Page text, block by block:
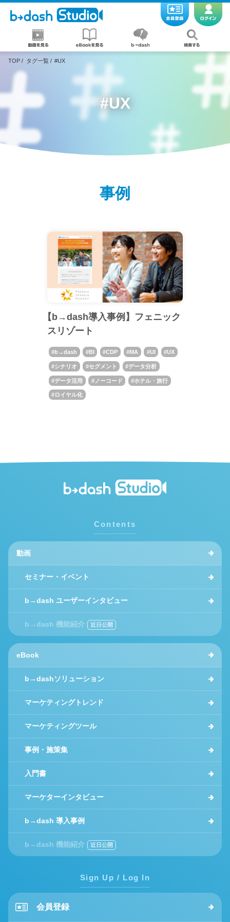
TOP / タグ一覧/ #UX
#UX
事例
【b→dash導入事例】フェニック
スリゾート
b→dash BI CDP MA UI UX
シナリオ セグメント データ分析
データ活用 ノーコード ホテル・旅行
ロイヤル化
Contents
動画
セミナー・イベント
b→dash ユーザーインタビュー
b→dash 機能紹介
eBook
b→dashソリューション
マーケティングトレンド
マーケティングツール
事例・施策集
入門書
マーケターインタビュー
b→dash 導入事例
b→dash 機能紹介
Sign Up / Log In
会員登録